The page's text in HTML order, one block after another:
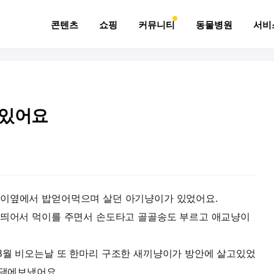
콘텐츠 쇼핑 커뮤니티 동물병원 서비
어요
옆에서 밥얻어먹으며 살던 아기냥이가 있었어요.
어서 먹이를 주면서 손도타고 골골송도 부르고 애교냥이
비오는날 또 한마리 구조한 새끼냥이가 방안에 살고있었
에보냈어요.